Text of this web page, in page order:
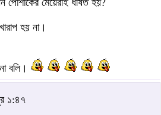
মেয়েরাই ধর্ষিত হয়?
হয় না।
বলি।
১:৪৭